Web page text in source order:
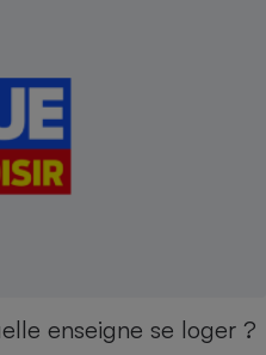
enseigne se loger ?